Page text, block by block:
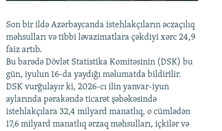
Auto 240p 360p 480p
720p 1080p
360p
480p
720p
1080p
Son bir ildə Azərbaycanda istehlakçıların əczaçılıq
məhsulları və tibbi ləvazimatlara çəkdiyi xərc 24,9
faiz artıb.
Bu barədə Dövlət Statistika Komitəsinin (DSK) bu
gün, iyulun 16-da yaydığı məlumatda bildirilir.
DSK vurğulayır ki, 2026-cı ilin yanvar-iyun
aylarında pərakəndə ticarət şəbəkəsində
istehlakçılara 32,4 milyard manatlıq, o cümlədən
17,6 milyard manatlıq ərzaq məhsulları, içkilər və